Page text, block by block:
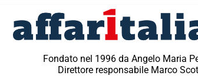
Fondato nel 1996 da Angelo Maria
Direttore responsabile Marco